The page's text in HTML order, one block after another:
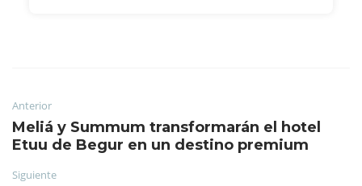
Anterior
Meliá y Summum transformarán el hotel
Etuu de Begur en un destino premium
Siguiente